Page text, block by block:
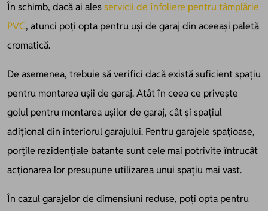
În schimb, dacă ai alesservicii de înfoliere pentru tâmplărie
PVC, atunci poți opta pentru uși de garaj din aceeași paletă
cromatică.
De asemenea, trebuie să verifici dacă există suficient spațiu
pentru montarea ușii de garaj. Atât în ceea ce privește
golul pentru montarea ușilor de garaj, cât și spațiul
adițional din interiorul garajului. Pentru garajele spațioase,
porțile rezidențiale batante sunt cele mai potrivite întrucât
acționarea lor presupune utilizarea unui spațiu mai vast.
În cazul garajelor de dimensiuni reduse, poți opta pentru